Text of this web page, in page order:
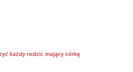
każdy rodzic mający córkę